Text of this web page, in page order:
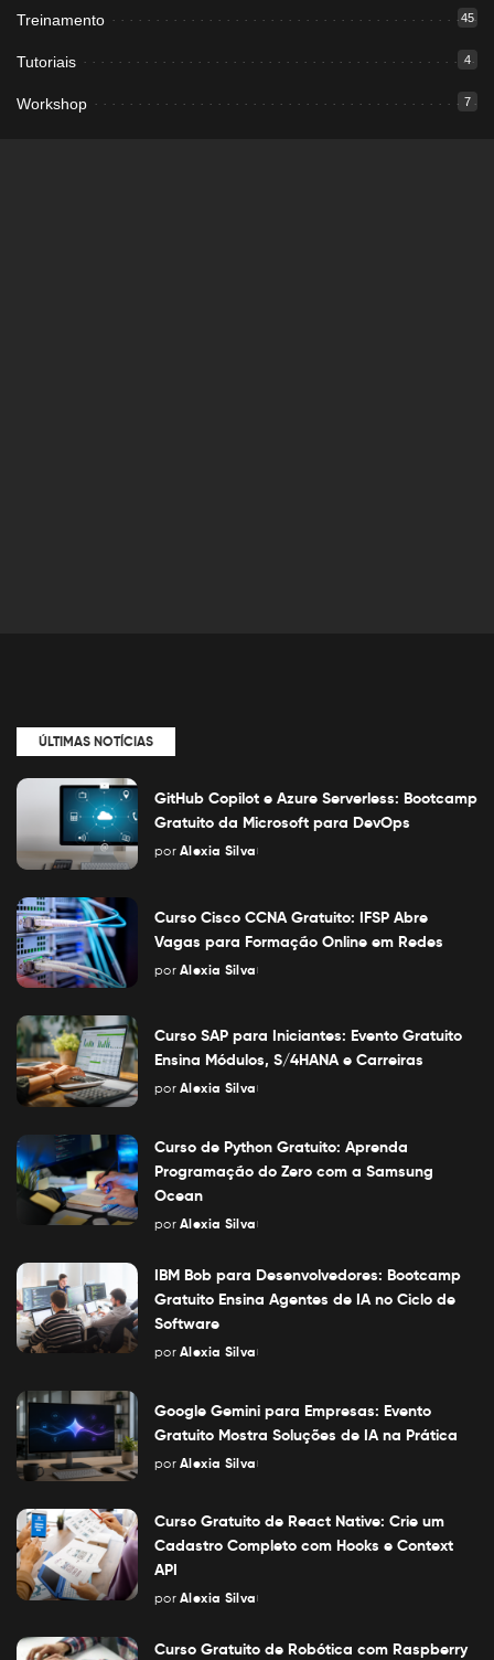
Treinamento 45
Tutoriais 4
Workshop 7
ÚLTIMAS NOTÍCIAS
GitHub Copilot e Azure Serverless: Bootcamp
Gratuito da Microsoft para DevOps
Posted
por Alexia Silva
Curso Cisco CCNA Gratuito: IFSP Abre
Vagas para Formação Online em Redes
Posted
por Alexia Silva
Curso SAP para Iniciantes: Evento Gratuito
Ensina Módulos, S/4HANA e Carreiras
Posted
por Alexia Silva
Curso de Python Gratuito: Aprenda
Programação do Zero com a Samsung
Ocean
Posted
por Alexia Silva
IBM Bob para Desenvolvedores: Bootcamp
Gratuito Ensina Agentes de IA no Ciclo de
Software
Posted
por Alexia Silva
Google Gemini para Empresas: Evento
Gratuito Mostra Soluções de IA na Prática
Posted
por Alexia Silva
Curso Gratuito de React Native: Crie um
Cadastro Completo com Hooks e Context
API
Posted
por Alexia Silva
Curso Gratuito de Robótica com Raspberry